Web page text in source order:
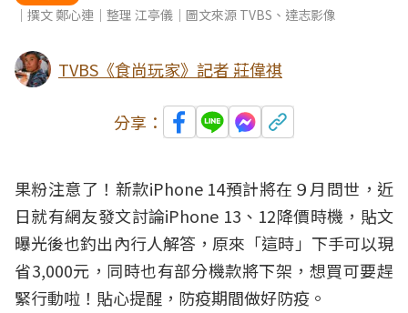
｜撰文 鄭心連｜整理 江亭儀｜圖文來源 TVBS、達志影像
TVBS《食尚玩家》記者 莊偉祺
分享：
果粉注意了！新款iPhone14預計將在９月問世，近
日就有網友發文討論iPhone 13、12降價時機，貼文
曝光後也釣出內行人解答，原來「這時」下手可以現
省3,000元，同時也有部分機款將下架，想買可要趕
緊行動啦！貼心提醒，防疫期間做好防疫。